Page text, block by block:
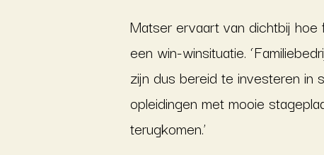
Matser ervaart van dichtbij hoe
een win-winsituatie.
zijn dus bereid te investeren in
opleidingen met mooie
terugkomen.’